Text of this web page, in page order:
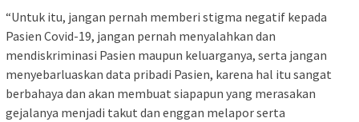
“Untuk itu, jangan pernah memberi stigma negatif kepada
Pasien Covid-19, jangan pernah menyalahkan dan
mendiskriminasi Pasien maupun keluarganya, serta jangan
menyebarluaskan data pribadi Pasien, karena hal itu sangat
berbahaya dan akan membuat siapapun yang merasakan
gejalanya menjadi takut dan enggan melapor serta